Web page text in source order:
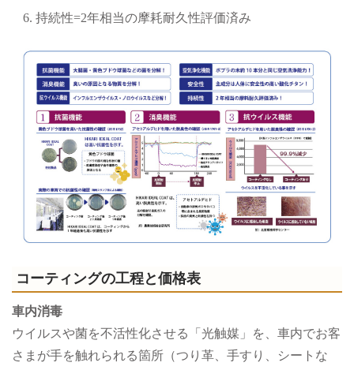
持続性=2年相当の摩耗耐久性評価済み
コーティングの工程と価格表
車内消毒
ウイルスや菌を不活性化させる「光触媒」を、車内でお客
さまが手を触れられる箇所（つり革、手すり、シートな